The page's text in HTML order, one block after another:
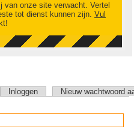
van onze site verwacht. Vertel
tot dienst kunnen zijn. Vul
tabblad)
Inloggen
Nieuw wachtwoord